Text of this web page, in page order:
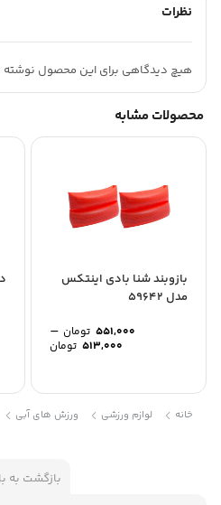
نظرات
هیچ دیدگاهی برای این محصول
محصولات مشابه
بازوبند شنا بادی اینتکس
مدل 59642
551,000 تومان –
513,000 تومانPrice
through
خانه لوازم ورزشی ورزش های آبی
بازگشت به